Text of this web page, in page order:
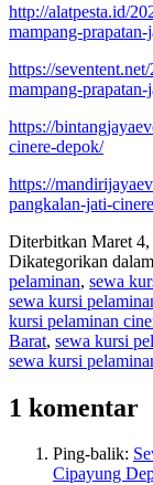
http://alatpesta.id/
mampang-prapatan-
https://
mampang-prapatan-
https://
cinere-depok/
https://
pangkalan-jati-
Diterbitkan Maret
Dikategorikan dalam
pelaminan, sewa
sewa kursi
kursi pelaminan
Barat, sewa kursi
sewa kursi
1 komentar
Ping-balik:
Cipayung